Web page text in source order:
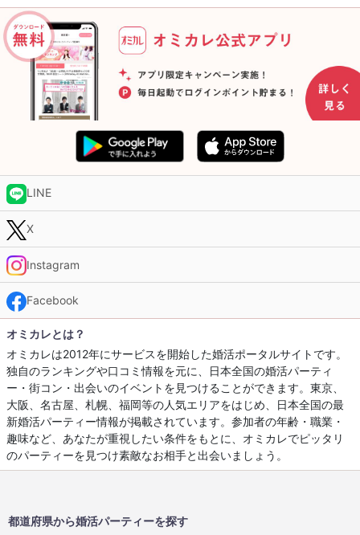
LINE
X
Instagram
Facebook
オミカレとは？
オミカレは2012年にサービスを開始した婚活ポータルサイトです。
独自のランキングや口コミ情報を元に、日本全国の婚活パーティ
ー・街コン・出会いのイベントを見つけることができます。東京、
大阪、名古屋、札幌、福岡等の人気エリアをはじめ、日本全国の最
新婚活パーティー情報が掲載されています。参加者の年齢・職業・
趣味など、あなたが重視したい条件をもとに、オミカレでピッタリ
のパーティーを見つけ素敵なお相手と出会いましょう。
都道府県から婚活パーティーを探す